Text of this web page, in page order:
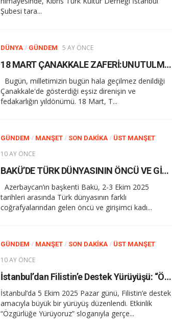
Şubesi tara...
DÜNYA / GÜNDEM 5 AY ÖNCE
18 MART ÇANAKKALE ZAFERİ:UNUTULMAZ KAHRAMANLIK VE MİLLİ DİRENİŞİN SEMBOLÜ
Bugün, milletimizin bugün hala geçilmez denildiği
Çanakkale'de gösterdiği eşsiz direnişin ve
fedakarlığın yıldönümü. 18 Mart, T...
GÜNDEM / MANŞET / SON DAKIKA / ÜST MANŞET
10 AY ÖNCE
BAKÜ’DE TÜRK DÜNYASININ ÖNCÜ VE GİRİŞİMCİ KADINLARI BULUŞTU II. Uluslararası Türk Dünyasında Kadın Çalıştayı büyük ilgi gördü
Azerbaycan’ın başkenti Bakü, 2-3 Ekim 2025
tarihleri arasında Türk dünyasının farklı
coğrafyalarından gelen öncü ve girişimci kadı...
GÜNDEM / MANŞET / SON DAKIKA / ÜST MANŞET
10 AY ÖNCE
İstanbul’dan Filistin’e Destek Yürüyüşü: “Özgürlüğe Yürüyoruz”
İstanbul’da 5 Ekim 2025 Pazar günü, Filistin’e destek
amacıyla büyük bir yürüyüş düzenlendi. Etkinlik
“Özgürlüğe Yürüyoruz” sloganıyla gerçe...